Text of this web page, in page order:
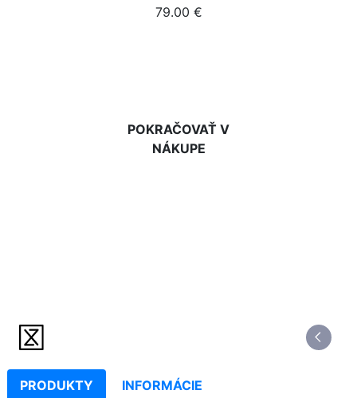
79.00 €
POKRAČOVAŤ V
NÁKUPE
PRODUKTY INFORMÁCIE